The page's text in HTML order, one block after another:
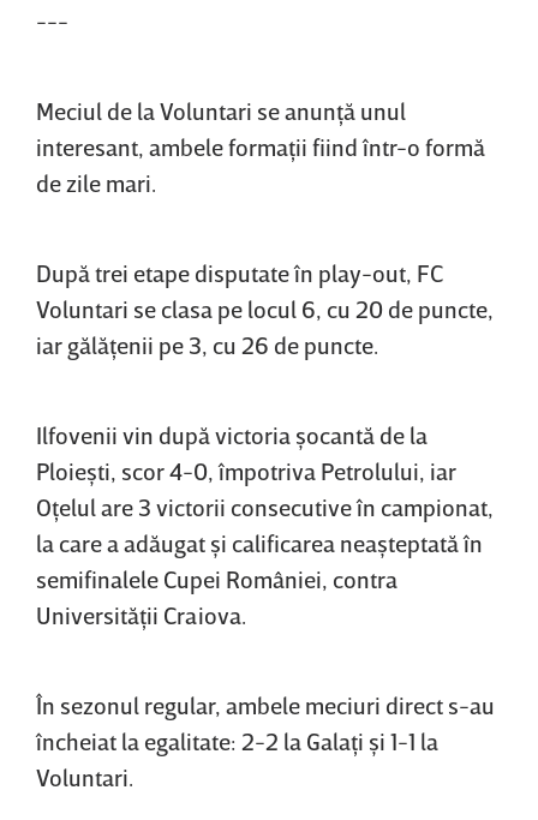
---
Meciul de la Voluntari se anunţă unul
interesant, ambele formaţii fiind într-o formă
de zile mari.
După trei etape disputate în play-out, FC
Voluntari se clasa pe locul 6, cu 20 de puncte,
iar gălăţenii pe 3, cu 26 de puncte.
Ilfovenii vin după victoria şocantă de la
Ploieşti, scor 4-0, împotriva Petrolului, iar
Oţelul are 3 victorii consecutive în campionat,
la care a adăugat şi calificarea neaşteptată în
semifinalele Cupei României, contra
Universităţii Craiova.
În sezonul regular, ambele meciuri direct s-au
încheiat la egalitate: 2-2 la Galaţi şi 1-1 la
Voluntari.